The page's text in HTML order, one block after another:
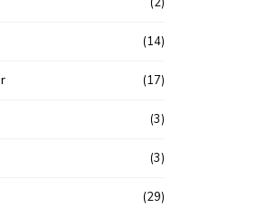
(14)
(17)
(3)
(3)
(29)